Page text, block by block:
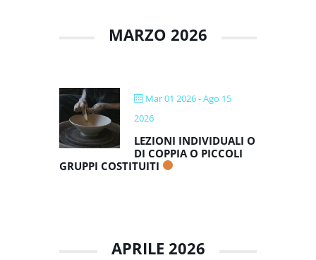
MARZO 2026
Mar 01 2026- Ago 15
2026
LEZIONI INDIVIDUALI O
DI COPPIA O PICCOLI
GRUPPI COSTITUITI
APRILE 2026